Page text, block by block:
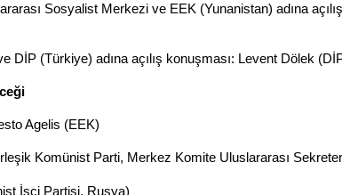
Sosyalist Merkezi ve EEK (Yunanistan) adına
DİP (Türkiye) adına açılış konuşması: Levent Dölek
Agelis (EEK)
Komünist Parti, Merkez Komite Uluslararası
İşçi Partisi, Rusya)